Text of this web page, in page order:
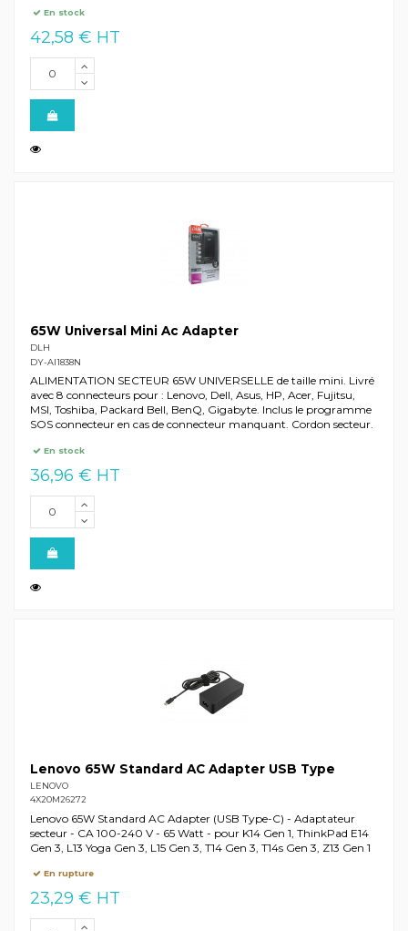
En stock
42,58 € HT
65W Universal Mini Ac Adapter
DLH
DY-AI1838N
ALIMENTATION SECTEUR 65W UNIVERSELLE de taille mini. Livré
avec 8 connecteurs pour : Lenovo, Dell, Asus, HP, Acer, Fujitsu,
MSI, Toshiba, Packard Bell, BenQ, Gigabyte. Inclus le programme
SOS connecteur en cas de connecteur manquant. Cordon secteur.
En stock
36,96 € HT
Lenovo 65W Standard AC Adapter USB Type
LENOVO
4X20M26272
Lenovo 65W Standard AC Adapter (USB Type-C) - Adaptateur
secteur - CA 100-240 V - 65 Watt - pour K14 Gen 1, ThinkPad E14
Gen 3, L13 Yoga Gen 3, L15 Gen 3, T14 Gen 3, T14s Gen 3, Z13 Gen 1
En rupture
23,29 € HT